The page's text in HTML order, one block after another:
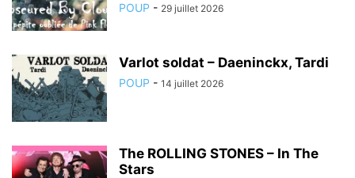
POUP - 29 juillet 2026
Varlot soldat – Daeninckx, Tardi
POUP - 14 juillet 2026
The ROLLING STONES – In The
Stars